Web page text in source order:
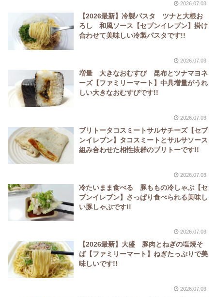
2026.07.03
【2026最新】冷製パスタ ツナと大根お
ろし 和風ソース【セブンイレブン】掛け
合わせて美味しい冷製パスタです!!
2026.07.03
増量 大きなおむすび 昆布とツナマヨネ
ーズ【ファミリーマート】中具増量がうれ
しい大きなおむすびです!!
2026.07.03
ブリトータコスミートサルサチーズ【セブ
ンイレブン】タコスミートとサルサソース
組み合わせた相性抜群のブリトーです!!
2026.07.03
冷たいまま食べる 豚ももの冷しゃぶ【セ
ブンイレブン】さっぱり食べられる美味し
い豚しゃぶです!!
2026.07.03
【2026最新】大盛 豚肉とねぎの塩焼そ
ば【ファミリーマート】ねぎたっぷりで美
味しいです!!
2026.07.03